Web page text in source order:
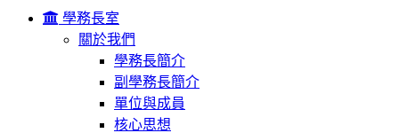
學務長室
關於我們
學務長簡介
副學務長簡介
單位與成員
核心思想